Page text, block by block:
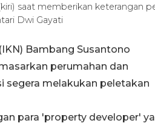
saat memberikan keterangan
Dwi Gayati
Bambang Susantono
perumahan dan
segera melakukan peletakan
para 'property developer'